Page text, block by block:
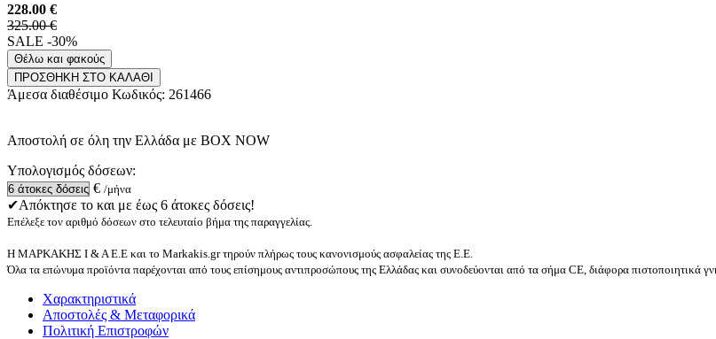
228.00 €
325.00 €
SALE -30%
Θέλω και φακούς
ΠΡΟΣΘΗΚΗ ΣΤΟ ΚΑΛΑΘΙ
Άμεσα διαθέσιμο Κωδικός: 261466
Αποστολή σε όλη την Ελλάδα με BOX NOW
Υπολογισμός δόσεων:
€ /μήνα
✔Απόκτησε το και με έως 6 άτοκες δόσεις!
Επέλεξε τον αριθμό δόσεων στο τελευταίο βήμα της παραγγελίας.
Η ΜΑΡΚΑΚΗΣ Ι & Α Ε.Ε και το Markakis.gr τηρούν πλήρως τους κανονισμούς ασφαλείας της Ε.Ε.
Όλα τα επώνυμα προϊόντα παρέχονται από τους επίσημους αντιπροσώπους της Ελλάδας και συνοδεύονται από τα σήμα CE, διάφορα πιστοποιητικά
Χαρακτηριστικά
Αποστολές & Μεταφορικά
Πολιτική Επιστροφών